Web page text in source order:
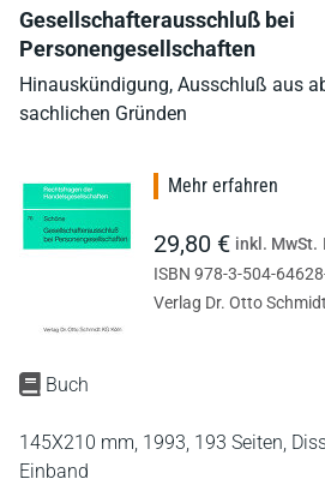
Gesellschafterausschluß bei
Personengesellschaften
Hinauskündigung, Ausschluß aus
sachlichen Gründen
Buch
145X210 mm, 1993, 193 Seiten,
Einband
Mehr erfahren
29,80 € inkl. MwSt.
ISBN 978-3-504-
Verlag Dr. Otto